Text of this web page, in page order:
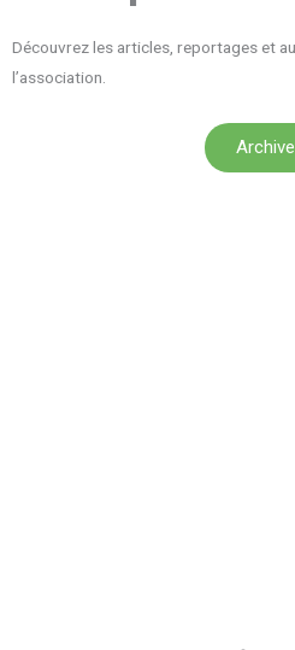
Découvrez les articles, reportages et
l’association.